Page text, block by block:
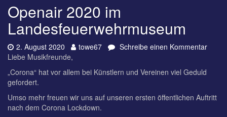
Openair 2020 im
Landesfeuerwehrmuseum
Datum:
2. August 2020 Autor:
towe67 Schreibe einen Kommentarzu
Liebe Musikfreunde,
„Corona“ hat vor allem bei Künstlern und Vereinen viel Geduld
gefordert.
Umso mehr freuen wir uns auf unseren ersten öffentlichen Auftritt
nach dem Corona Lockdown.